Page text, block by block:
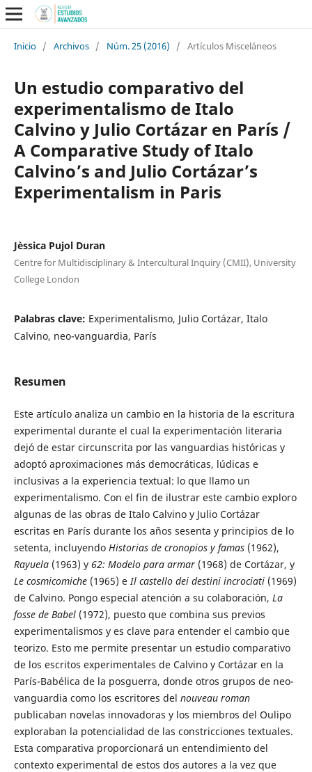
Inicio / Archivos / Núm. 25 (2016) / Artículos Misceláneos
Un estudio comparativo del
experimentalismo de Italo
Calvino y Julio Cortázar en París /
A Comparative Study of Italo
Calvino’s and Julio Cortázar’s
Experimentalism in Paris
Jèssica Pujol Duran
Centre for Multidisciplinary & Intercultural Inquiry (CMII), University
College London
Palabras clave: Experimentalismo, Julio Cortázar, Italo
Calvino, neo-vanguardia, París
Resumen
Este artículo analiza un cambio en la historia de la escritura
experimental durante el cual la experimentación literaria
dejó de estar circunscrita por las vanguardias históricas y
adoptó aproximaciones más democráticas, lúdicas e
inclusivas a la experiencia textual: lo que llamo un
experimentalismo. Con el fin de ilustrar este cambio exploro
algunas de las obras de Italo Calvino y Julio Cortázar
escritas en París durante los años sesenta y principios de lo
setenta, incluyendo Historias de cronopios y famas (1962),
Rayuela (1963) y 62: Modelo para armar (1968) de Cortázar, y
Le cosmicomiche (1965) eIl castello dei destini incrociati (1969)
de Calvino. Pongo especial atención a su colaboración, La
fosse de Babel (1972), puesto que combina sus previos
experimentalismos y es clave para entender el cambio que
teorizo. Esto me permite presentar un estudio comparativo
de los escritos experimentales de Calvino y Cortázar en la
París-Babélica de la posguerra, donde otros grupos de neo-
vanguardia como los escritores del nouveau roman
publicaban novelas innovadoras y los miembros del Oulipo
exploraban la potencialidad de las constricciones textuales.
Esta comparativa proporcionará un entendimiento del
contexto experimental de estos dos autores a la vez que